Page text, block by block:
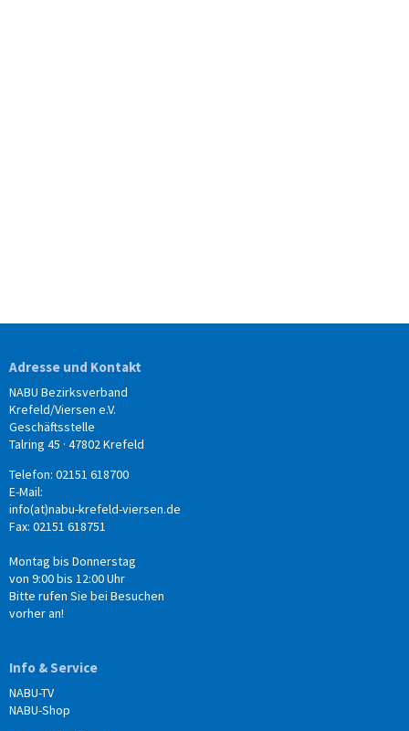
Adresse und Kontakt
NABU Bezirksverband
Krefeld/Viersen e.V.
Geschäftsstelle
Talring 45 · 47802 Krefeld
Telefon: 02151 618700
E-Mail:
info(at)nabu-krefeld-viersen.de
Fax: 02151 618751
Montag bis Donnerstag
von 9:00 bis 12:00 Uhr
Bitte rufen Sie bei Besuchen
vorher an!
Info & Service
NABU-TV
NABU-Shop